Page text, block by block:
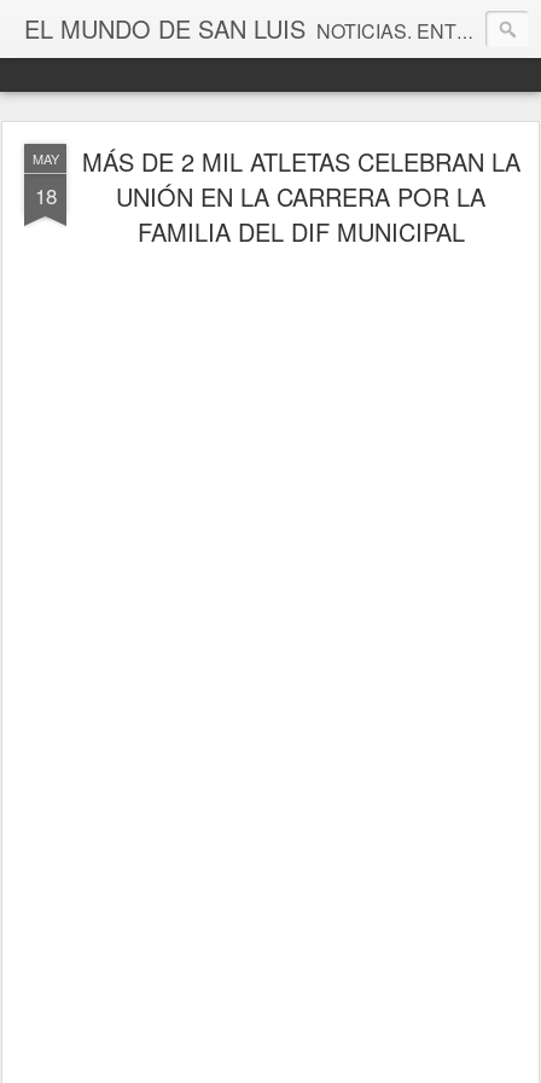
EL MUNDO DE SAN LUIS NOTICIAS. ENTRETENIMIENTO. EDITORIALES. CANAL DE VÍDEOS. GALERÍA DE FOTOGRAFÍAS.
MAY
18
MÁS DE 2 MIL ATLETAS CELEBRAN LA
UNIÓN EN LA CARRERA POR LA
FAMILIA DEL DIF MUNICIPAL